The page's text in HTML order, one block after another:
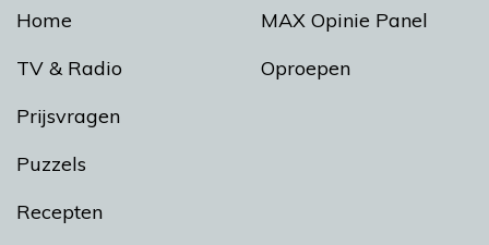
Home
TV & Radio
Prijsvragen
Puzzels
Recepten
MAX Opinie Panel
Oproepen